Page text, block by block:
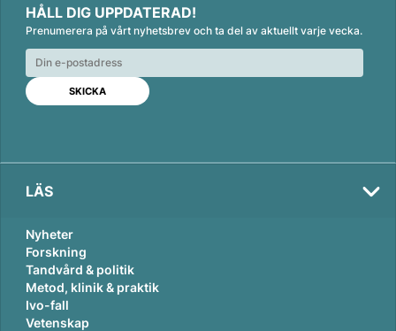
n
k
e
d
n
c
e
b
o
o
k
a
i
l
HÅLL DIG UPPDATERAD!
Prenumerera på vårt nyhetsbrev och ta del av aktuellt varje vecka.
LÄS
Nyheter
Forskning
Tandvård & politik
Metod, klinik & praktik
Ivo-fall
Vetenskap